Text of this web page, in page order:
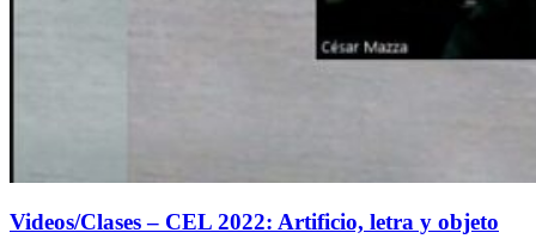
Videos/Clases – CEL 2022: Artificio, letra y objeto